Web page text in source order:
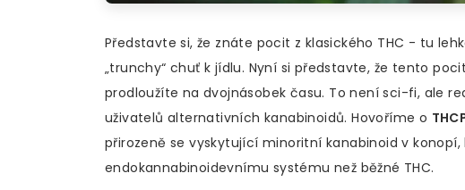
Představte si, že znáte pocit z klasického THC - tu
„trunchy“ chuť k jídlu. Nyní si představte, že tento
prodloužíte na dvojnásobek času. To není sci-fi, ale
uživatelů alternativních kanabinoidů. Hovoříme o
přirozeně se vyskytující minoritní kanabinoid v
endokannabinoidevnímu systému než běžné THC.